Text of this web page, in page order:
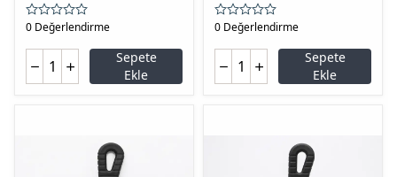
0 Değerlendirme
Sepete
Ekle
0 Değerlendirme
Sepete
Ekle